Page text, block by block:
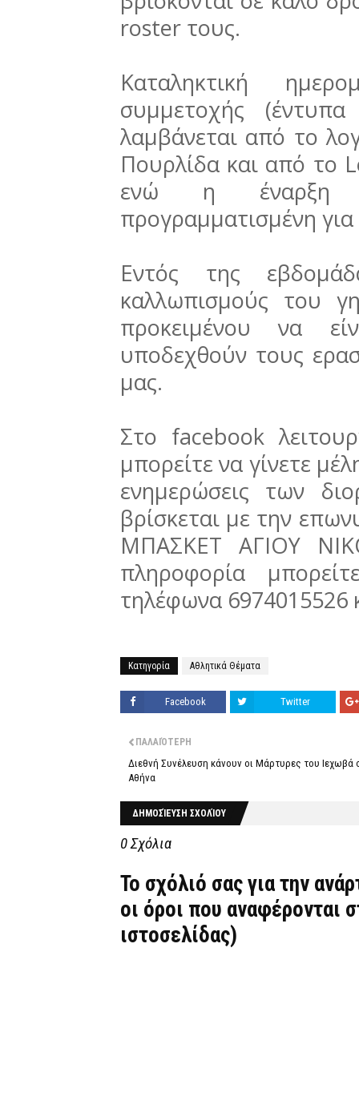
roster τους.
Καταληκτική
συμμετοχής
λαμβάνεται από το
Πουρλίδα και από το
ενώ η έναρξη
προγραμματισμένη
Εντός της
καλλωπισμούς του
προκειμένου να
υποδεχθούν τους
μας.
Στο facebook
μπορείτε να γίνετε
ενημερώσεις των
βρίσκεται με την
ΜΠΑΣΚΕΤ ΑΓΙΟΥ
πληροφορία
τηλέφωνα 6974015526
Κατηγορία Αθλητικά Θέματα
Facebook Twitter
ΠΑΛΑΙΌΤΕΡΗ
Διεθνή Συνέλευση κάνουν οι Μάρτυρες του Ιεχωβά
Αθήνα
ΔΗΜΟΣΊΕΥΣΗ ΣΧΟΛΊΟΥ
0 Σχόλια
Το σχόλιό σας για την
οι όροι που αναφέρονται
ιστοσελίδας)